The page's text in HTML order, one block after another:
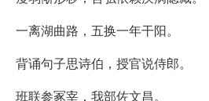
一离湖曲路，五换一年干阳。
背诵句子思诗伯，授官说侍郎。
班联参冢宰，我部佐文昌。